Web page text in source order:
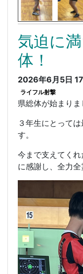
気迫に
体！
2026年6月5日
ライフル射撃
県総体が始まりま
３年生にとって
す。
今まで支えてく
に感謝し、全力全